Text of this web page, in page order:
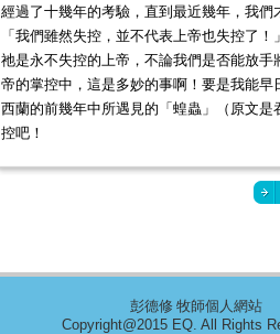
經過了十幾年的考驗，直到最近幾年，我們
「我們雖然失控，並不代表上帝也失控了！」
祂是永不失控的上帝，不論我們是否能放
帝的掌控中，這是多妙的事啊！要是我能
西蘭的前幾年中所遇見的「蝗蟲」（原文
控吧！
彭德修 牧師個人網站
Copyright@2015 EQ. All Rights